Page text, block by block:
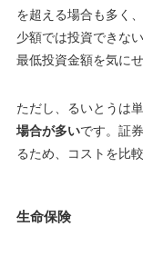
を超える場合も多く
少額では投資できな
最低投資金額を気に
ただし、るいとうは
場合が多いです。証
るため、コストを比
生命保険